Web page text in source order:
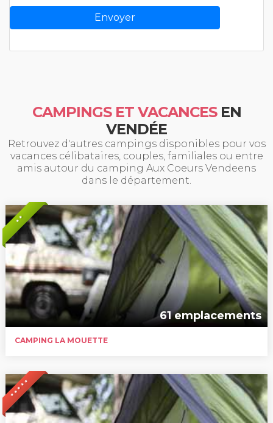
CAMPINGS ET VACANCESEN
VENDÉE
Retrouvez d'autres campings disponibles pour vos
vacances célibataires, couples, familiales ou entre
amis autour du camping Aux Coeurs Vendeens
dans le département.
* *
61 emplacements
CAMPING LA MOUETTE
* * * * *